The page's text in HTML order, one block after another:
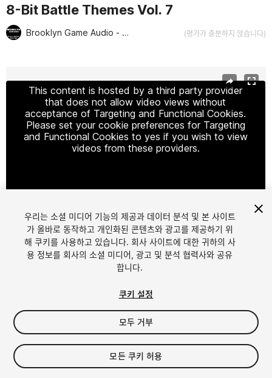
8-Bit Battle Themes Vol. 7
Brooklyn Game Audio - Retro and Chiptune Collection (평가가 충분하지 않습니다)
This content is hosted by a third party provider
that does not allow video views without
acceptance of Targeting and Functional Cookies.
Please set your cookie preferences for Targeting
and Functional Cookies to yes if you wish to view
videos from these providers.
1/2
$15
세금/부가세는 결제 시 반영됩니다.
우리는 소셜 미디어 기능의 제공과 데이터 분석 및 본 사이트
가 올바로 동작하고 개인화된 콘텐츠와 광고를 제공하기 위
해 쿠키를 사용하고 있습니다. 회사 사이트에 대한 귀하의 사
용 정보를 회사의 소셜 미디어, 광고 및 분석 협력사와 공유
합니다.
쿠키 설정
모두 거부
모든 쿠키 허용